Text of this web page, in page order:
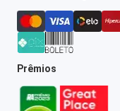
Prêmios